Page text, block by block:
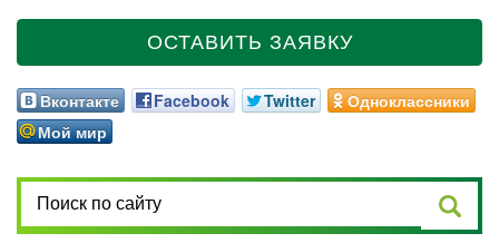
ОСТАВИТЬ ЗАЯВКУ
Вконтакте Facebook Twitter
Одноклассники
Мой мир